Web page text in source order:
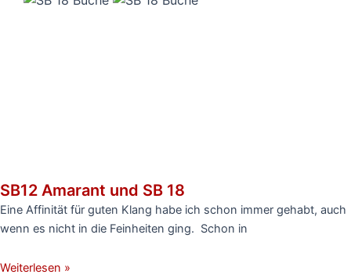
SB12 Amarant und SB 18
Eine Affinität für guten Klang habe ich schon immer gehabt, auch
wenn es nicht in die Feinheiten ging. Schon in
Weiterlesen »